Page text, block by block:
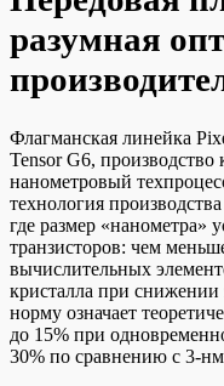
разумная
Флагманская линейка
Tensor G6, производство
нанометровый
технология
где размер «нанометра»
транзисторов: чем
вычислительных
кристалла при
норму означает
до 15% при
30% по сравнению с 3-